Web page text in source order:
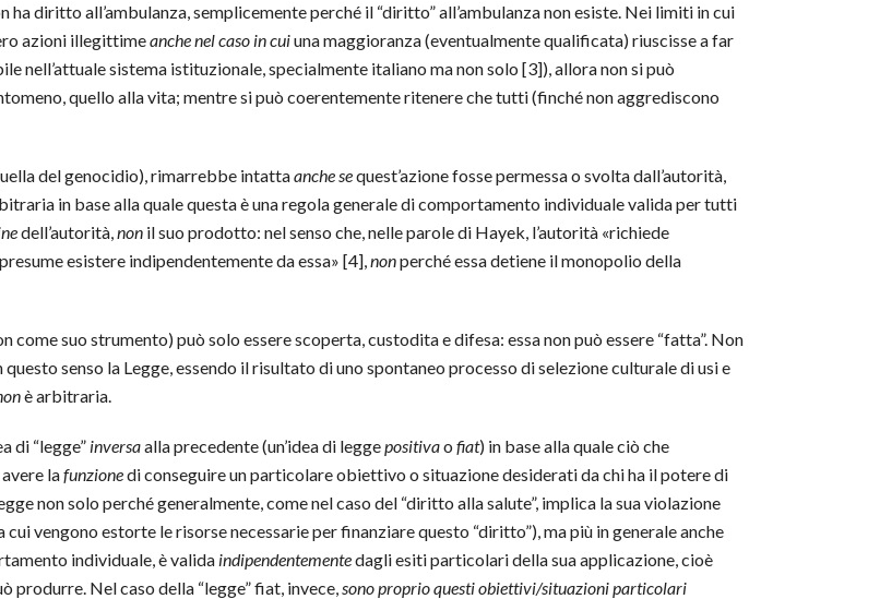
ha diritto all’ambulanza, semplicemente perché il “diritto” all’ambulanza non esiste. Nei limiti in cui
azioni illegittimeanche nel caso in cuiuna maggioranza (eventualmente qualificata) riuscisse a far
nell’attuale sistema istituzionale, specialmente italiano ma non solo [3]), allora non si può
quello alla vita; mentre si può coerentemente ritenere che tutti (finché non aggrediscono
del genocidio), rimarrebbe intattaanche sequest’azione fosse permessa o svolta dall’autorità,
in base alla quale questa è una regola generale di comportamento individuale valida per tutti
dell’autorità,non il suo prodotto: nel senso che, nelle parole di Hayek, l’autorità «richiede
esistere indipendentemente da essa» [4],nonperché essa detiene il monopolio della
suo strumento) può solo essere scoperta, custodita e difesa: essa non può essere “fatta”. Non
senso la Legge, essendo il risultato di uno spontaneo processo di selezione culturale di usi e
è arbitraria.
di “legge” inversaalla precedente (un’idea di leggepositivao fiat) in base alla quale ciò che
lafunzionedi conseguire un particolare obiettivo o situazione desiderati da chi ha il potere di
non solo perché generalmente, come nel caso del “diritto alla salute”, implica la sua violazione
vengono estorte le risorse necessarie per finanziare questo “diritto”), ma più in generale anche
individuale, è valida indipendentementedagli esiti particolari della sua applicazione, cioè
Nel caso della “legge” fiat, invece,sono proprio questi obiettivi/situazioni particolari